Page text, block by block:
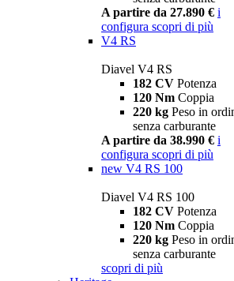
A partire da 27.890 € i
configura scopri di più
V4 RS
Diavel V4 RS
182 CV Potenza
120 Nm Coppia
220 kg Peso in
senza carburante
A partire da 38.990 € i
configura scopri di più
new V4 RS 100
Diavel V4 RS 100
182 CV Potenza
120 Nm Coppia
220 kg Peso in
senza carburante
scopri di più